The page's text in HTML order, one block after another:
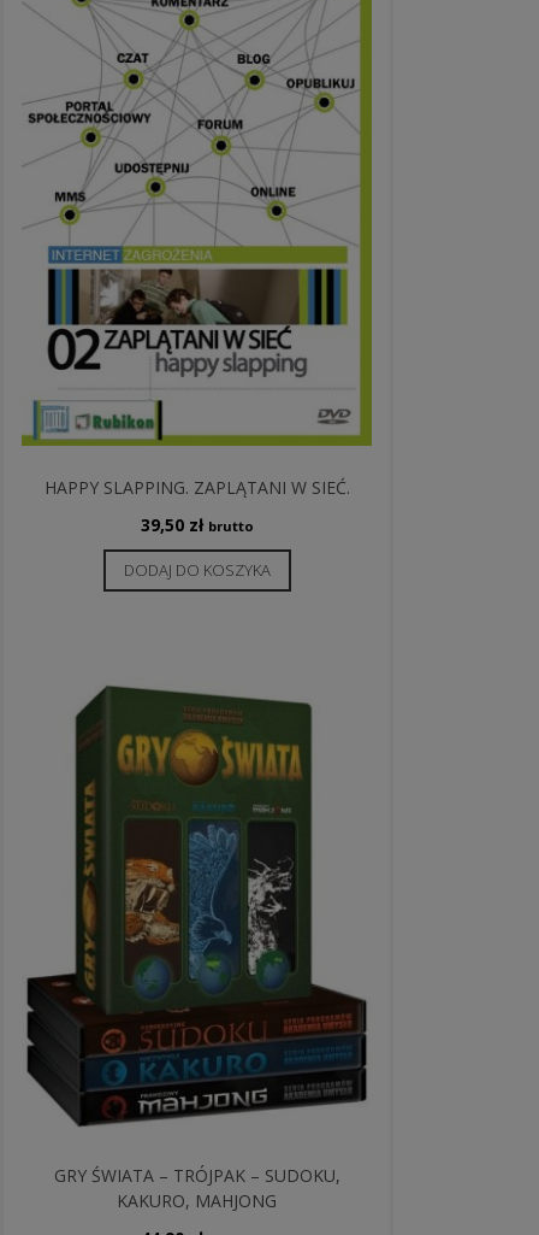
HAPPY SLAPPING. ZAPLĄTANI W SIEĆ.
39,50 zł brutto
DODAJ DO KOSZYKA
GRY ŚWIATA – TRÓJPAK – SUDOKU,
KAKURO, MAHJONG